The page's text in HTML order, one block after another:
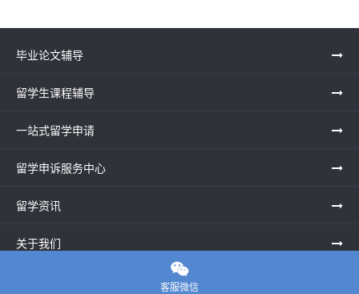
毕业论文辅导
留学生课程辅导
一站式留学申请
留学申诉服务中心
留学资讯
关于我们

客服微信